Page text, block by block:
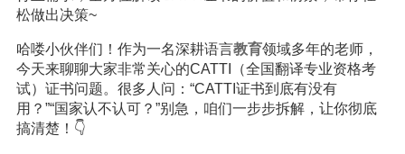
松做出决策~
哈喽小伙伴们！作为一名深耕语言教育领域多年的老师，
今天来聊聊大家非常关心的CATTI（全国翻译专业资格考
试）证书问题。很多人问：“CATTI证书到底有没有
用？”“国家认不认可？”别急，咱们一步步拆解，让你彻底
搞清楚！👇